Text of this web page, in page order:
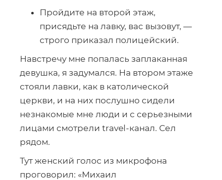
Пройдите на второй этаж,
присядьте на лавку, вас вызовут, —
строго приказал полицейский.
Навстречу мне попалась заплаканная
девушка, я задумался. На втором этаже
стояли лавки, как в католической
церкви, и на них послушно сидели
незнакомые мне люди и с серьезными
лицами смотрели travel-канал. Сел
рядом.
Тут женский голос из микрофона
проговорил: «Михаил